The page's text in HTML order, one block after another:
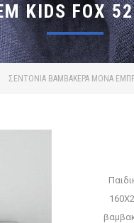
ΣΕΝΤΟΝΙΑ ΒΑΜΒΑΚΕΡΑ ΜΟΝΑ
FOX